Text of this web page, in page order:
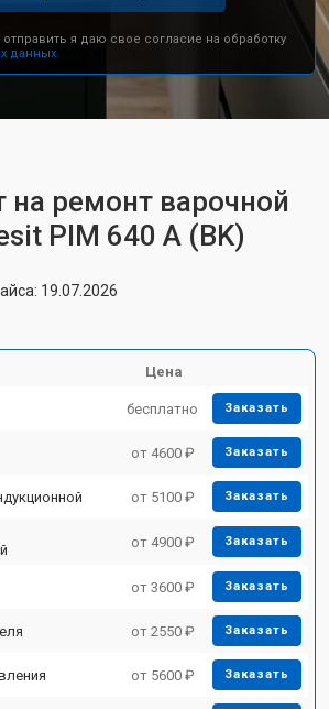
я даю свое согласие на обработку
данных.
на ремонт варочной
PIM 640 A (BK)
19.07.2026
Цена
бесплатно Заказать
от 4600 ₽ Заказать
от 5100 ₽ Заказать
от 4900 ₽ Заказать
от 3600 ₽ Заказать
от 2550 ₽ Заказать
от 5600 ₽ Заказать